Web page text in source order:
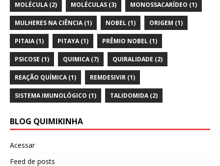
MOLÉCULA(2) MOLÉCULAS (3) MONOSSACARÍDEO (1)
MULHERES NA CIÊNCIA(1) NOBEL (1) ORIGEM (1)
PITAIA(1) PITAYA(1) PRÊMIO NOBEL (1)
PSICOSE (1) QUIMICA(7) QUIRALIDADE (2)
REAÇÃO QUÍMICA(1) REMDESIVIR (1)
SISTEMA IMUNOLÓGICO (1) TALIDOMIDA(2)
BLOG QUIMIKINHA
Acessar
Feed de posts